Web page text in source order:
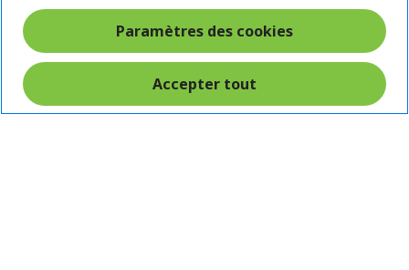
CPYou BV est le revendeur et marchand agréé pour les produits et
services proposés au sein de ce magasin.
Paramètres des cookies
Accepter tout